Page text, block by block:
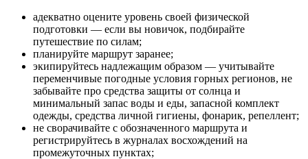
адекватно оцените уровень своей физической
подготовки — если вы новичок, подбирайте
путешествие по силам;
планируйте маршрут заранее;
экипируйтесь надлежащим образом — учитывайте
переменчивые погодные условия горных регионов, не
забывайте про средства защиты от солнца и
минимальный запас воды и еды, запасной комплект
одежды, средства личной гигиены, фонарик, репеллент;
не сворачивайте с обозначенного маршрута и
регистрируйтесь в журналах восхождений на
промежуточных пунктах;